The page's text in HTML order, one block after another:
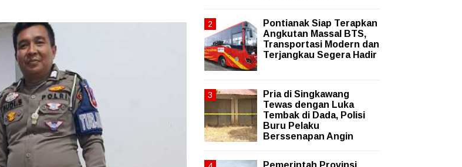
Pontianak Siap Terapkan
Angkutan Massal BTS,
Transportasi Modern dan
Terjangkau Segera Hadir
Pria di Singkawang
Tewas dengan Luka
Tembak di Dada, Polisi
Buru Pelaku
Berssenapan Angin
Pemerintah Provinsi